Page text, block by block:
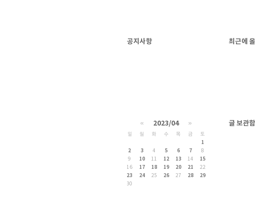
공지사항 최근에
« 2023/04 »
일 월 화 수 목 금
토
1
2
3 4 5 6 7
8
9
10 11 12 13 14
15
16
17 18 19 20 21
22
23
24 25 26 27 28
29
30
글 보관함